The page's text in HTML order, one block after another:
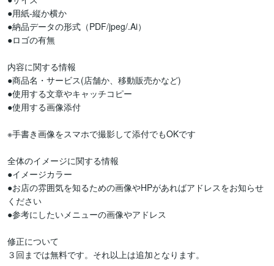
●用紙-縦か横か
●納品データの形式（PDF/jpeg/.Ai）
●ロゴの有無
内容に関する情報
●商品名・サービス(店舗か、移動販売かなど)
●使用する文章やキャッチコピー
●使用する画像添付
※手書き画像をスマホで撮影して添付でもOKです
全体のイメージに関する情報
●イメージカラー
●お店の雰囲気を知るための画像やHPがあればアドレスをお知らせ
ください
●参考にしたいメニューの画像やアドレス
修正について
３回までは無料です。それ以上は追加となります。